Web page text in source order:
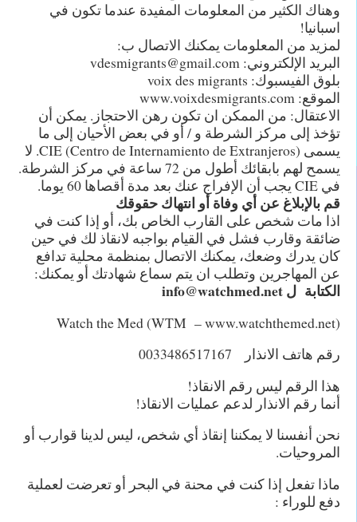
وهناك الكثير من المعلومات المفيدة عندما تكون في
اسبانيا!
لمزيد من المعلومات يمكنك الاتصال ب:
البريد الإلكتروني: vdesmigrants@gmail.com
بلوق الفيسبوك: voix des migrants
الموقع: www.voixdesmigrants.com
الاعتقال: من الممكن ان تكون رهن الاحتجاز. يمكن أن
تؤخذ إلى مركز الشرطة و / أو في بعض الأحيان إلى ما
يسمى CIE (Centro de Internamiento de Extranjeros). لا
يسمح لهم بابقائك أطول من 72 ساعة في مركز الشرطة.
في CIE يجب أن الإفراج عنك بعد مدة أقصاها 60 يوما.
قم بالإبلاغ عن أي وفاة أو انتهاك حقوقك
اذا مات شخص على القارب الخاص بك، أو إذا كنت في
ضائقة وقارب فشل في القيام بواجبه لانقاذ لك في حين
كان يدرك وضعك، يمكنك الاتصال بمنظمة محلية تدافع
عن المهاجرين وتطلب ان يتم سماع شهادتك أو يمكنك:
الكتابة ل info@watchmed.net
Watch the Med (WTM – www.watchthemed.net)
رقم هاتف الانذار 0033486517167
هذا الرقم ليس رقم الانقاذ!
أنما رقم الانذار لدعم عمليات الانقاذ!
نحن أنفسنا لا يمكننا إنقاذ أي شخص، ليس لدينا قوارب أو
المروحيات.
ماذا تفعل إذا كنت في محنة في البحر أو تعرضت لعملية
دفع للوراء :